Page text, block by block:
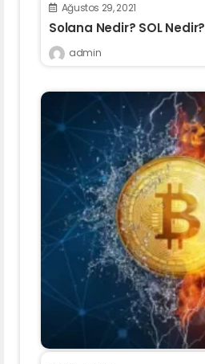
Ağustos 29, 2021
Solana Nedir? SOL Nedir?
admin